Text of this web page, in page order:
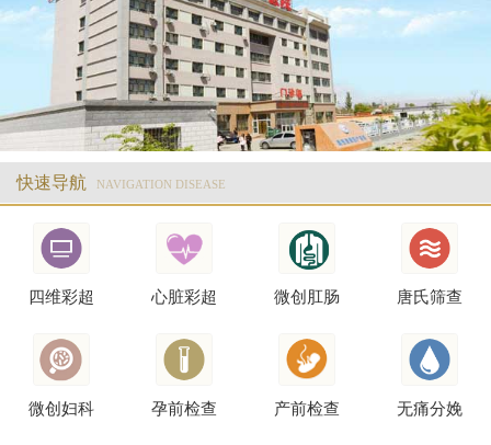
快速导航 NAVIGATION DISEASE
四维彩超 心脏彩超 微创肛肠 唐氏筛查
微创妇科 孕前检查 产前检查 无痛分娩